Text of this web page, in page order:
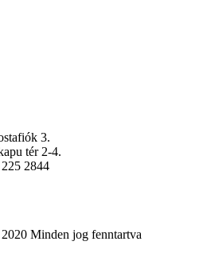
3.
tér 2-4.
2844
Minden jog fenntartva